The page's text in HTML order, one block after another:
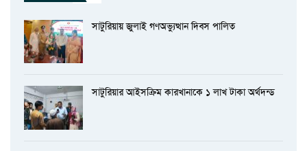
সাটুরিয়ায় জুলাই গণঅভ্যুত্থান দিবস পালিত
সাটুরিয়ার আইসক্রিম কারখানাকে ১ লাখ টাকা অর্থদন্ড